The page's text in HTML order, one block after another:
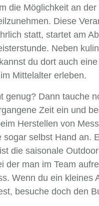
die Möglichkeit an der
Diese
statt, startet am
Neben
du dort auch eine
Mittelalter erleben.
genug? Dann tauche
Zeit ein und
Herstellen von
sogar selbst Hand an.
die saisonale Outdoor
der man im Team
Wenn du ein kleines
besuche doch den